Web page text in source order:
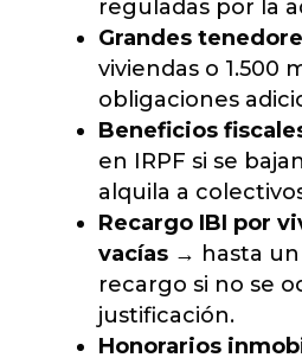
reguladas por la
Grandes
viviendas o 1.500
obligaciones
Beneficios
en IRPF si se
alquila a
Recargo IBI por
vacías→ hasta un
recargo si no se
justificación.
Honorarios